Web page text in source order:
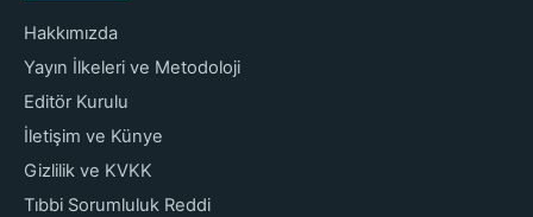
Hakkımızda
Yayın İlkeleri ve Metodoloji
Editör Kurulu
İletişim ve Künye
Gizlilik ve KVKK
Tıbbi Sorumluluk Reddi